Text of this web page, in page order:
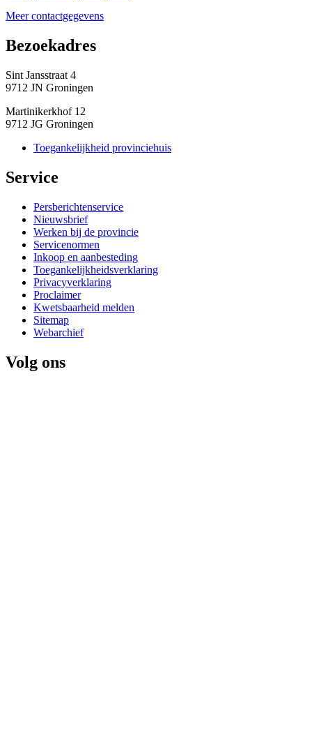
Meer contactgegevens
Bezoekadres
Sint Jansstraat 4
9712 JN Groningen
Martinikerkhof 12
9712 JG Groningen
Toegankelijkheid provinciehuis
Service
Persberichtenservice
Nieuwsbrief
Werken bij de provincie
Servicenormen
Inkoop en aanbesteding
Toegankelijkheidsverklaring
Privacyverklaring
Proclaimer
Kwetsbaarheid melden
Sitemap
Webarchief
Volg ons